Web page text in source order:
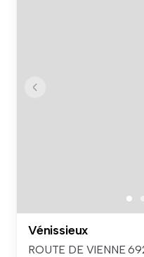
Vénissieux
ROUTE DE VIENNE